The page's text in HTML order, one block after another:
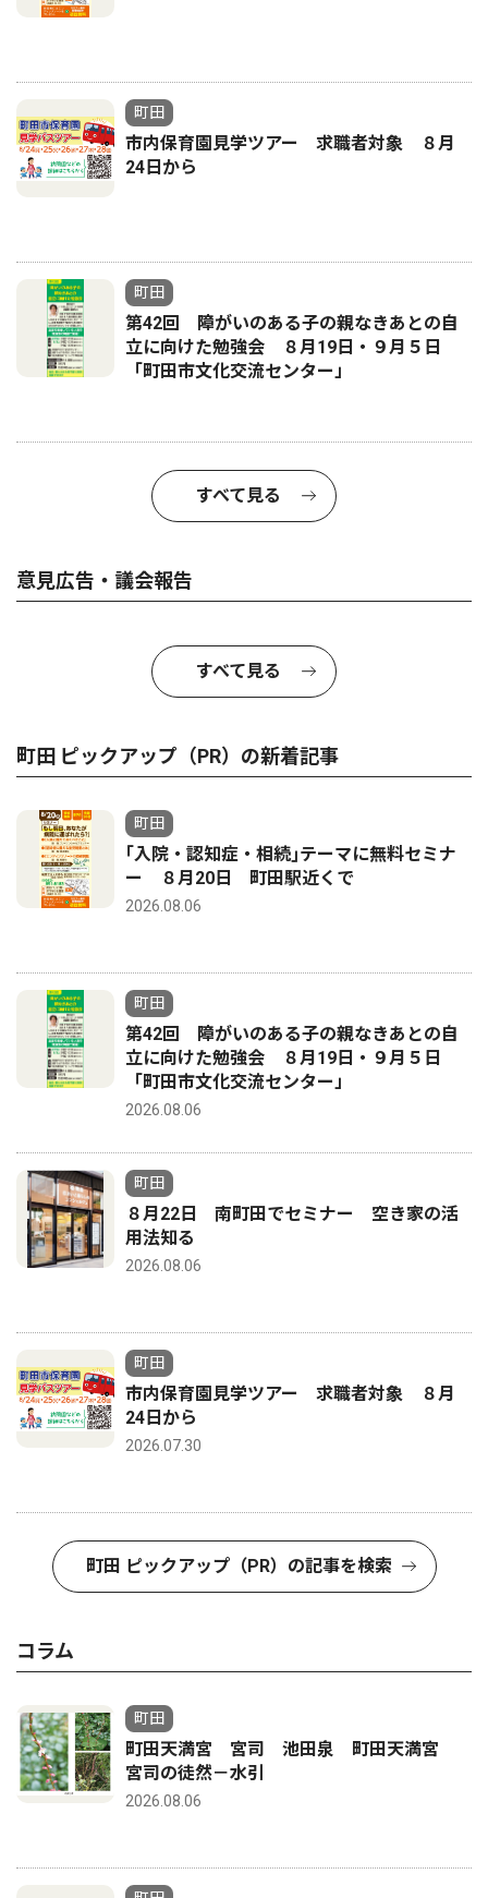
町田
市内保育園見学ツアー 求職者対象 ８月
24日から
町田
第42回 障がいのある子の親なきあとの自
立に向けた勉強会 ８月19日・９月５日
「町田市文化交流センター」
すべて見る
意見広告・議会報告
すべて見る
町田 ピックアップ（PR）の新着記事
町田
｢入院・認知症・相続｣テーマに無料セミナ
ー ８月20日 町田駅近くで
2026.08.06
町田
第42回 障がいのある子の親なきあとの自
立に向けた勉強会 ８月19日・９月５日
「町田市文化交流センター」
2026.08.06
町田
８月22日 南町田でセミナー 空き家の活
用法知る
2026.08.06
町田
市内保育園見学ツアー 求職者対象 ８月
24日から
2026.07.30
町田 ピックアップ（PR）の記事を検索
コラム
町田
町田天満宮 宮司 池田泉 町田天満宮
宮司の徒然－水引
2026.08.06